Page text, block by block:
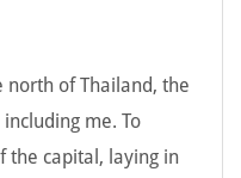
of Thailand, the
me. To
the capital, laying in